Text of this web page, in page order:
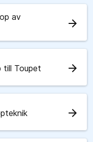
av
arrow_forward
till Toupet arrow_forward
arrow_forward